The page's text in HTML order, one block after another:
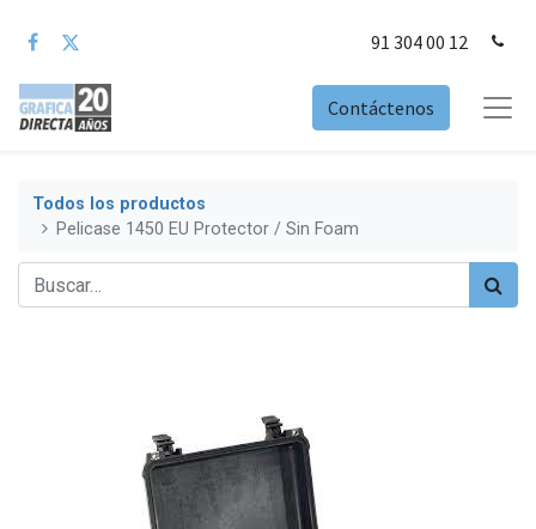
91 304 00 12
Contáctenos
Todos los productos
Pelicase 1450 EU Protector / Sin Foam